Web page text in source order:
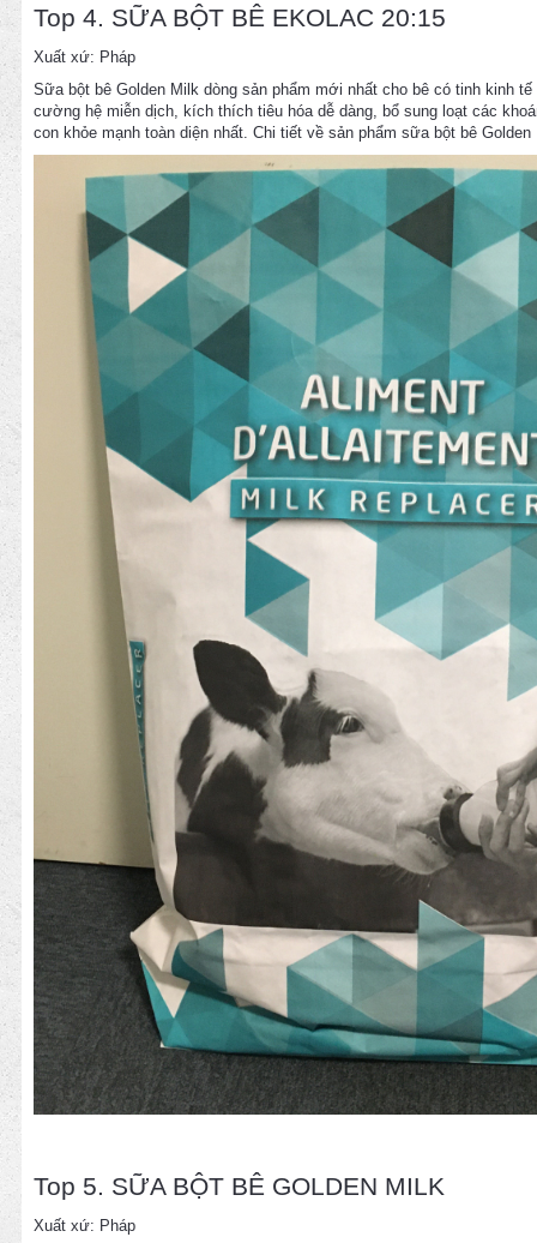
Top 4. SỮA BỘT BÊ EKOLAC 20:15
Xuất xứ: Pháp
Sữa bột bê Golden Milk dòng sản phẩm mới nhất cho bê có tinh kinh
cường hệ miễn dịch, kích thích tiêu hóa dễ dàng, bổ sung loạt các
con khỏe mạnh toàn diện nhất. Chi tiết về sản phẩm sữa bột bê
Top 5. SỮA BỘT BÊ GOLDEN MILK
Xuất xứ: Pháp